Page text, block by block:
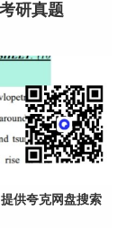
研真题
供夸克网盘搜索